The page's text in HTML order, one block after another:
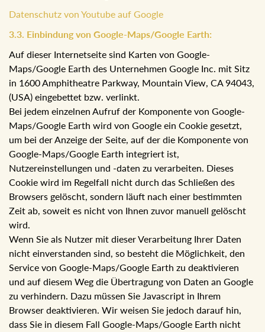
Datenschutz von Youtube auf Google
3.3. Einbindung von Google-Maps/Google Earth:
Auf dieser Internetseite sind Karten von Google-
Maps/Google Earth des Unternehmen Google Inc. mit Sitz
in 1600 Amphitheatre Parkway, Mountain View, CA 94043,
(USA) eingebettet bzw. verlinkt.
Bei jedem einzelnen Aufruf der Komponente von Google-
Maps/Google Earth wird von Google ein Cookie gesetzt,
um bei der Anzeige der Seite, auf der die Komponente von
Google-Maps/Google Earth integriert ist,
Nutzereinstellungen und -daten zu verarbeiten. Dieses
Cookie wird im Regelfall nicht durch das Schließen des
Browsers gelöscht, sondern läuft nach einer bestimmten
Zeit ab, soweit es nicht von Ihnen zuvor manuell gelöscht
wird.
Wenn Sie als Nutzer mit dieser Verarbeitung Ihrer Daten
nicht einverstanden sind, so besteht die Möglichkeit, den
Service von Google-Maps/Google Earth zu deaktivieren
und auf diesem Weg die Übertragung von Daten an Google
zu verhindern. Dazu müssen Sie Javascript in Ihrem
Browser deaktivieren. Wir weisen Sie jedoch darauf hin,
dass Sie in diesem Fall Google-Maps/Google Earth nicht